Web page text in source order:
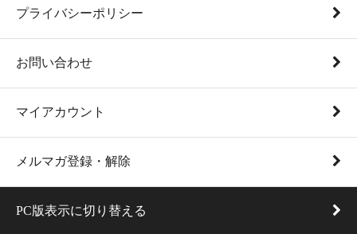
プライバシーポリシー
お問い合わせ
マイアカウント
メルマガ登録・解除
PC版表示に切り替える